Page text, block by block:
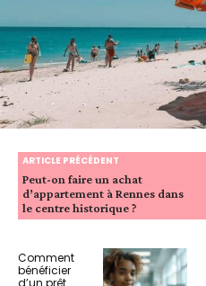
ARTICLE PRÉCÉDENT
Peut-on faire un achat
d’appartement à Rennes dans
le centre historique ?
Comment
bénéficier
d’un prêt